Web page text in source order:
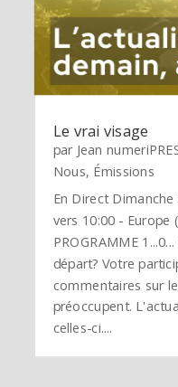
Le vrai visage
par Jean
Nous, Émissions
En Direct
vers 10:00 - Europe
PROGRAMME
départ? Votre
commentaires sur
préoccupent.
celles-ci....